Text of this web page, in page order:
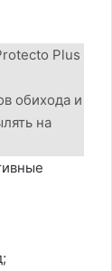
Plus
обихода и
на